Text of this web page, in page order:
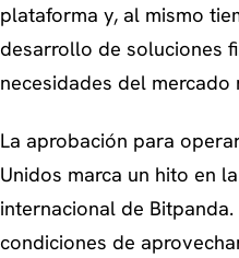
plataforma y, al mismo
desarrollo de soluciones
necesidades del mercado
La aprobación para
Unidos marca un hito en
internacional de
condiciones de